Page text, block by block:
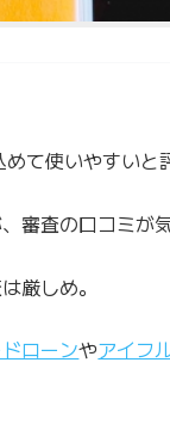
て使いやすいと
審査の口コミが
厳しめ。
ローンやアイフ